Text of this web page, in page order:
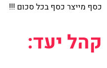
כסף מייצר כסף בכל סכום !!!
קהל יעד: